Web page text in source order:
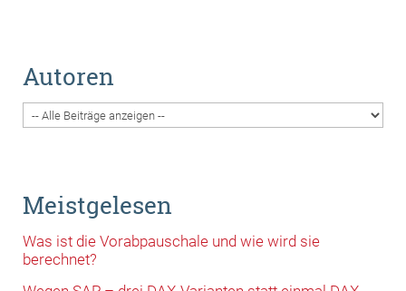
Autoren
Meistgelesen
Was ist die Vorabpauschale und wie wird sie
berechnet?